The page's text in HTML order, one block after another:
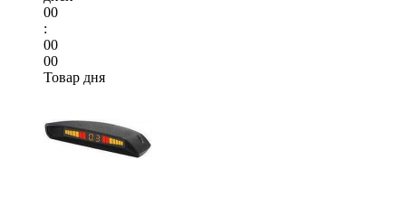
00
:
00
00
Товар дня